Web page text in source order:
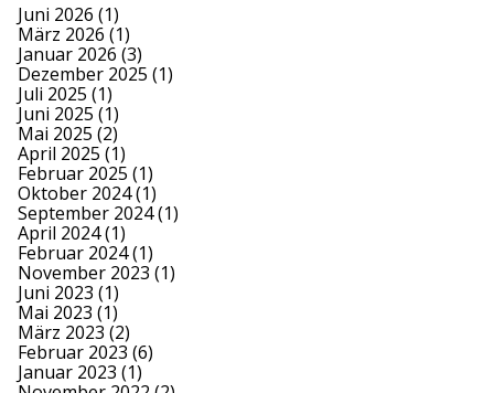
Juni 2026 (1)
März 2026 (1)
Januar 2026 (3)
Dezember 2025 (1)
Juli 2025 (1)
Juni 2025 (1)
Mai 2025 (2)
April 2025 (1)
Februar 2025 (1)
Oktober 2024(1)
September 2024(1)
April 2024(1)
Februar 2024(1)
November 2023 (1)
Juni 2023 (1)
Mai 2023 (1)
März 2023 (2)
Februar 2023 (6)
Januar 2023 (1)